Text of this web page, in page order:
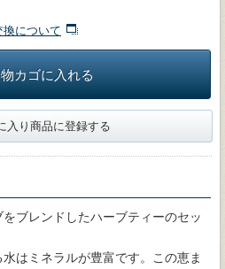
換について
カゴに入れる
入り商品に登録する
ブレンドしたハーブティーのセッ
はミネラルが豊富です。この恵ま